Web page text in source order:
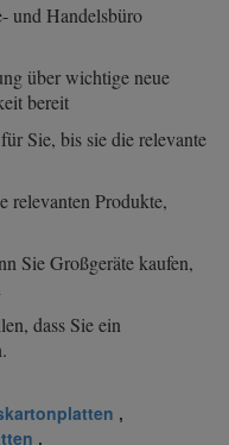
und Handelsbüro
über wichtige neue
bereit
Sie, bis sie die relevante
relevanten Produkte,
Sie Großgeräte kaufen,
dass Sie ein
,
,